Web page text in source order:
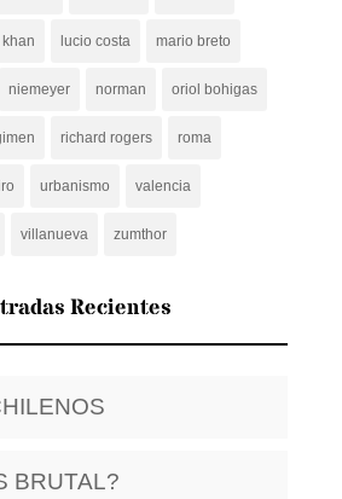
khan lucio costa mario breto
niemeyer norman oriol bohigas
richard rogers roma
urbanismo valencia
villanueva zumthor
Recientes
BRUTAL?